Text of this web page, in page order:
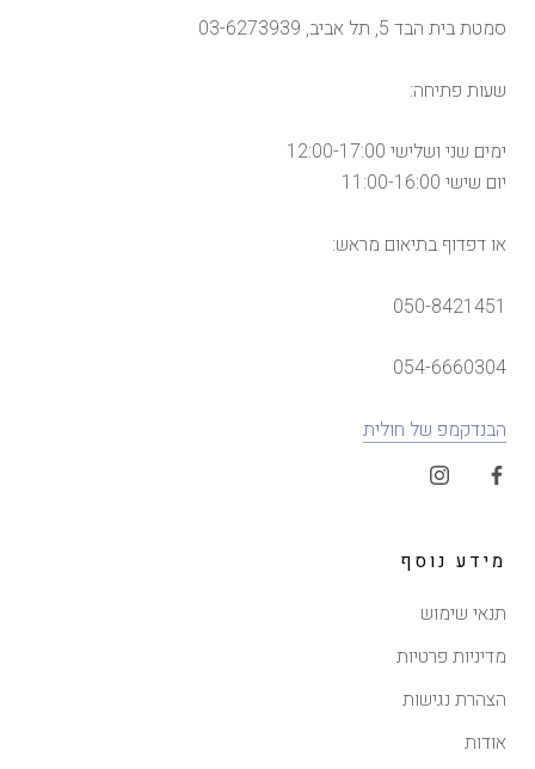
סמטת בית הבד 5, תל אביב, 03-6273939
שעות פתיחה:
ימים שני ושלישי 12:00-17:00
יום שישי 11:00-16:00
או דפדוף בתיאום מראש:
050-8421451
054-6660304
הבנדקמפ של חולית
מידע נוסף
תנאי שימוש
מדיניות פרטיות
הצהרת נגישות
אודות